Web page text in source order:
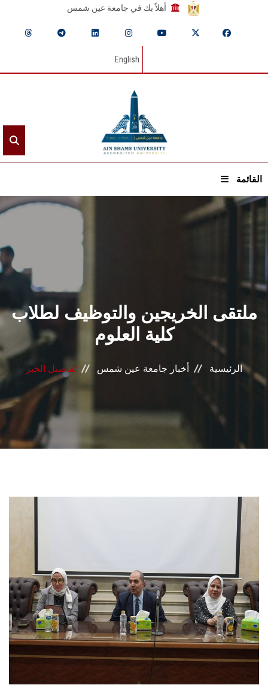
أهلاً بك في جامعة عين شمس
English
القائمة
الرئيسيـة
عن الجامعة
القطاعـات
الشئون الأكاديمية
البحث العلمي
الرعاية الصحية
المراكز والوحدات
الأنظمة الذكية
هيئة التدريس
الدراسات العليا
الخريجين
ملتقى الخريجين والتوظيف لطلاب
كلية العلوم
الرئيسية أخبار جامعة عين شمس تفاصيل الخبر